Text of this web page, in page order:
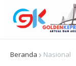
Beranda Nasional